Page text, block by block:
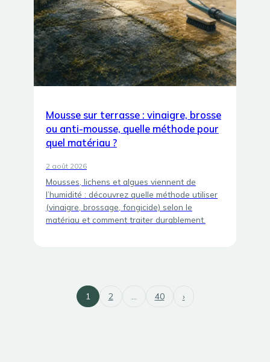
Mousse sur terrasse : vinaigre, brosse
ou anti-mousse, quelle méthode pour
quel matériau ?
2 août 2026
Mousses, lichens et algues viennent de
l’humidité : découvrez quelle méthode utiliser
(vinaigre, brossage, fongicide) selon le
matériau et comment traiter durablement.
1 2 … 40 ›